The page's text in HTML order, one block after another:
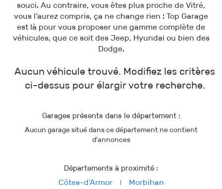
souci. Au contraire, vous êtes plus proche de Vitré,
vous l’aurez compris, ça ne change rien : Top Garage
est là pour vous proposer une gamme complète de
véhicules, que ce soit des Jeep, Hyundai ou bien des
Dodge.
Aucun véhicule trouvé. Modifiez les critères
ci-dessus pour élargir votre recherche.
Garages présents dans le département :
Aucun garage situé dans ce département ne contient
d'annonces
Départements à proximité :
Côtes-d'Armor
Morbihan